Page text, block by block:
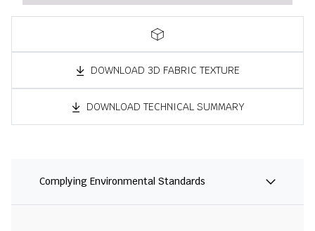
DOWNLOAD 3D FABRIC TEXTURE
DOWNLOAD TECHNICAL SUMMARY
Complying Environmental Standards